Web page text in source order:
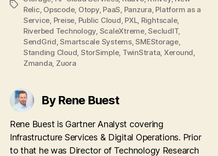
Tags
Relic Opscode, Otopy, PaaS Panzura Platform as a
Service Preise Public Cloud PXL, Rightscale,
Riverbed Technology ScaleXtreme,SecludIT,
SendGrid ,Smartscale Systems,SMEStorage,
Standing Cloud StorSimple, TwinStrata Xeround
Zmanda Zuora
By Rene Buest
Rene Buest is Gartner Analyst covering
Infrastructure Services & Digital Operations. Prior
to that he was Director of Technology Research